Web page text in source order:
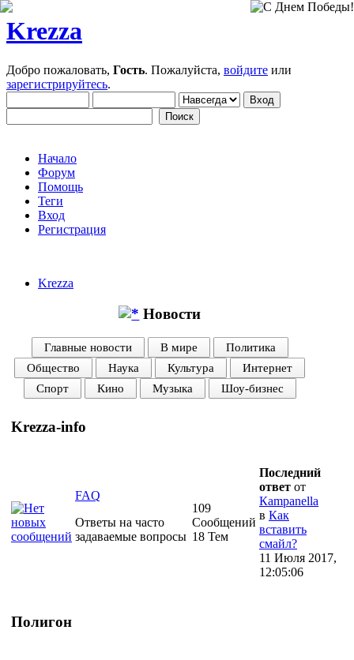
Krezza
Добро пожаловать, Гость. Пожалуйста, войдите или
зарегистрируйтесь.
Начало
Форум
Помощь
Теги
Вход
Регистрация
Krezza
Новости
Главные новости В мире
Политика
Общество
Наука Культура
Интернет
Спорт
Кино Музыка Шоу-бизнес
Krezza-info
FAQ
Ответы на часто
задаваемые вопросы
109
Сообщений
18 Тем
Последний
ответ от
Кampanella
в Как
вставить
смайл?
11 Июля 2017,
12:05:06
Полигон